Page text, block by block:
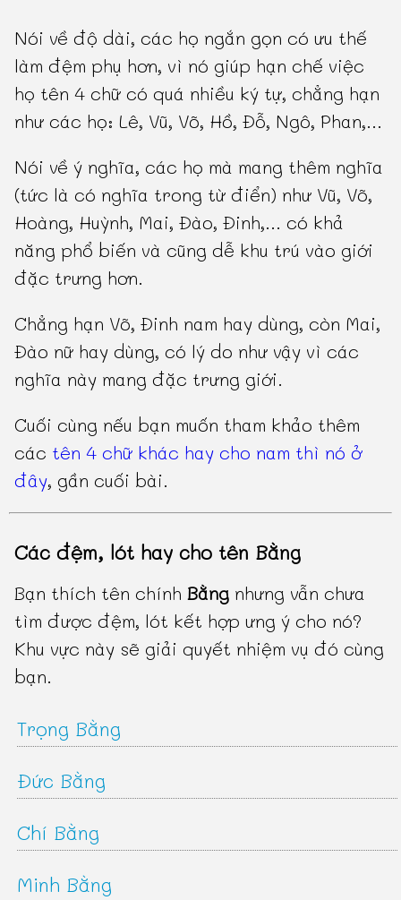
Nói về độ dài, các họ ngắn gọn có ưu thế
làm đệm phụ hơn, vì nó giúp hạn chế việc
họ tên 4 chữ có quá nhiều ký tự, chẳng hạn
như các họ: Lê, Vũ, Võ, Hồ, Đỗ, Ngô, Phan,...
Nói về ý nghĩa, các họ mà mang thêm nghĩa
(tức là có nghĩa trong từ điển) như Vũ, Võ,
Hoàng, Huỳnh, Mai, Đào, Đinh,... có khả
năng phổ biến và cũng dễ khu trú vào giới
đặc trưng hơn.
Chẳng hạn Võ, Đinh nam hay dùng, còn Mai,
Đào nữ hay dùng, có lý do như vậy vì các
nghĩa này mang đặc trưng giới.
Cuối cùng nếu bạn muốn tham khảo thêm
các tên 4 chữ khác hay cho nam thì nó ở
đây, gần cuối bài.
Các đệm, lót hay cho tên Bằng
Bạn thích tên chínhBằng nhưng vẫn chưa
tìm được đệm, lót kết hợp ưng ý cho nó?
Khu vực này sẽ giải quyết nhiệm vụ đó cùng
bạn.
Trọng Bằng
Đức Bằng
Chí Bằng
Minh Bằng